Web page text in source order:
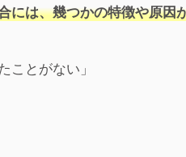
には、幾つかの特徴や原因
とがない」